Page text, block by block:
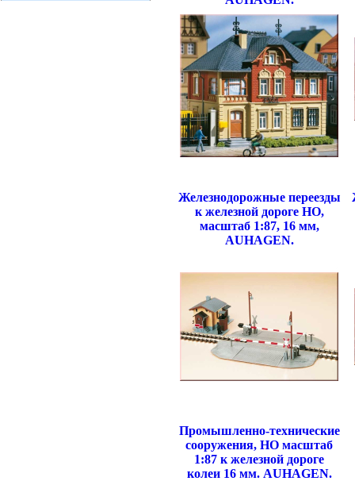
Железнодорожные переезды
к железной дороге НО,
масштаб 1:87, 16 мм,
AUHAGEN.
Промышленно-технические
сооружения, НО масштаб
1:87 к железной дороге
колеи 16 мм. AUHAGEN.